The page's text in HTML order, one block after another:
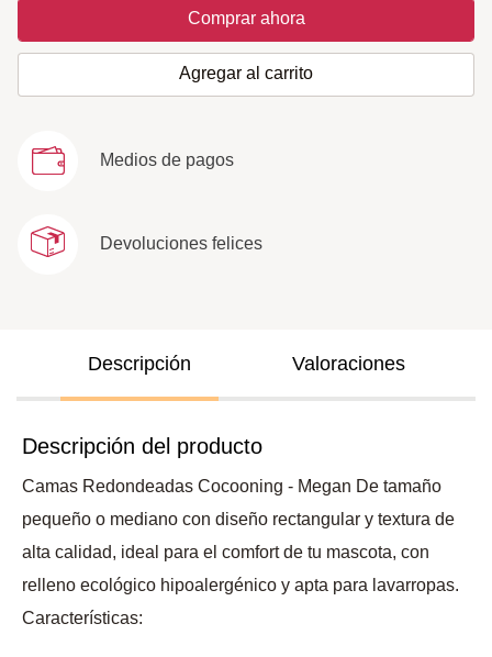
Comprar ahora
Agregar al carrito
Medios de pagos
Devoluciones felices
Descripción Valoraciones
Descripción del producto
Camas Redondeadas Cocooning - Megan De tamaño
pequeño o mediano con diseño rectangular y textura de
alta calidad, ideal para el comfort de tu mascota, con
relleno ecológico hipoalergénico y apta para lavarropas.
Características: